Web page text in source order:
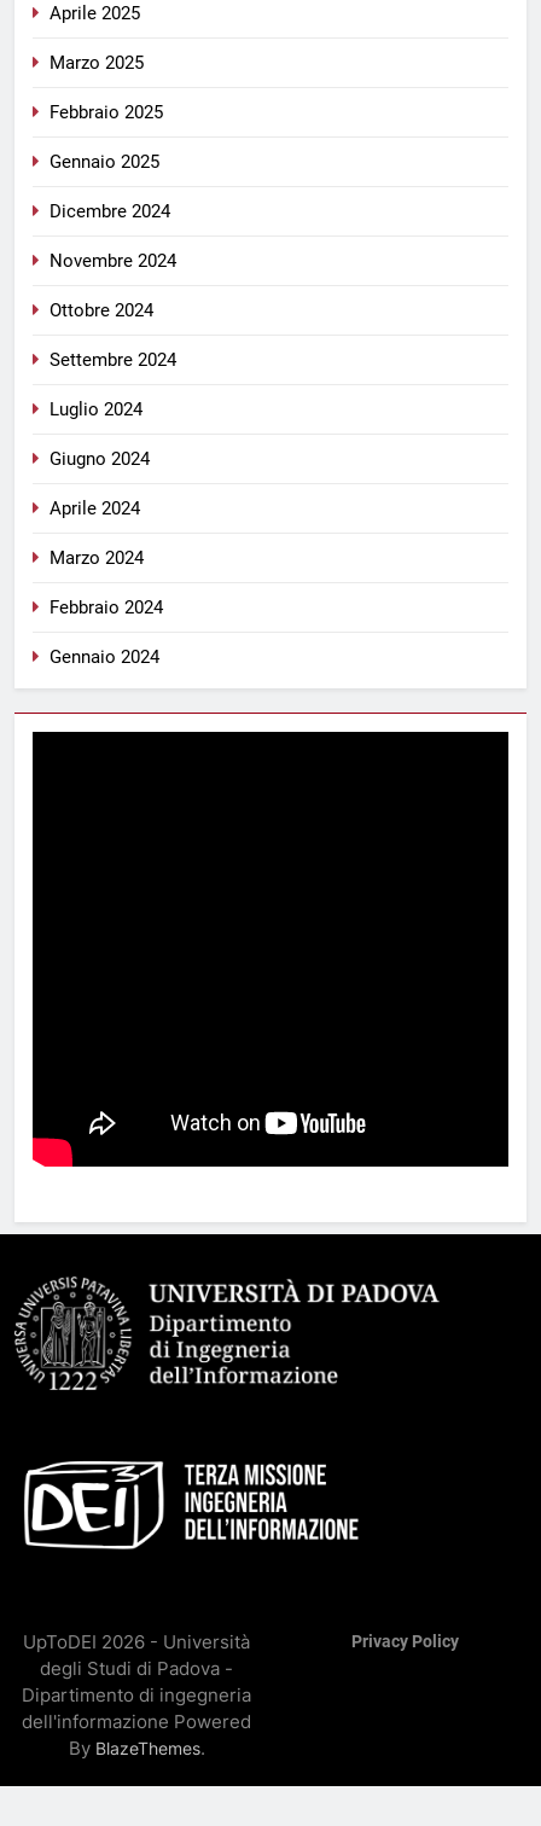
Aprile 2025
Marzo 2025
Febbraio 2025
Gennaio 2025
Dicembre 2024
Novembre 2024
Ottobre 2024
Settembre 2024
Luglio 2024
Giugno 2024
Aprile 2024
Marzo 2024
Febbraio 2024
Gennaio 2024
UpToDEI 2026 - Università
degli Studi di Padova -
Dipartimento di ingegneria
dell'informazione Powered
By BlazeThemes.
Privacy Policy